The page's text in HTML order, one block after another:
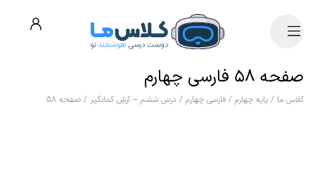
صفحه ۵۸ فارسی چهارم
کلاس ما / پایه چهارم / فارسی چهارم / درس ششم – آرشِ کمانگیر / صفحه ۵۸